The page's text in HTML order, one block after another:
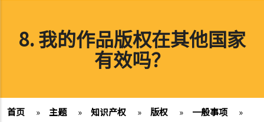
8. 我的作品版权在其他国家
有效吗？
首页 » 主题 » 知识产权 » 版权 » 一般事项
»